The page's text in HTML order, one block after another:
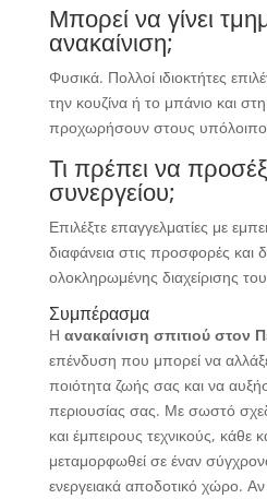
Μπορεί να γίνει
ανακαίνιση;
Φυσικά. Πολλοί ιδιοκτήτες
την κουζίνα ή το μπάνιο και
προχωρήσουν στους
Τι πρέπει να
συνεργείου;
Επιλέξτε επαγγελματίες με
διαφάνεια στις προσφορές και
ολοκληρωμένης διαχείρισης
Συμπέρασμα
Η ανακαίνιση σπιτιού στον
επένδυση που μπορεί να
ποιότητα ζωής σας και να
περιουσίας σας. Με σωστό
και έμπειρους τεχνικούς, κάθε
μεταμορφωθεί σε έναν
ενεργειακά αποδοτικό χώρο. Αν